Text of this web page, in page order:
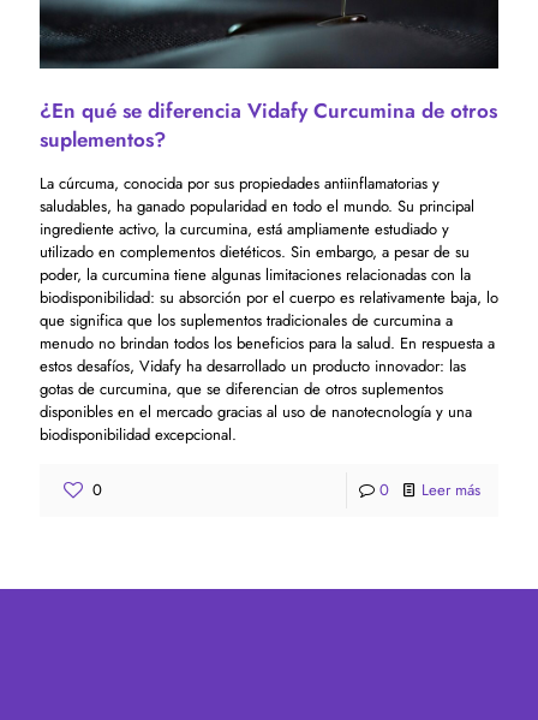
¿En qué se diferencia Vidafy Curcumina de otros
suplementos?
La cúrcuma, conocida por sus propiedades antiinflamatorias y
saludables, ha ganado popularidad en todo el mundo. Su principal
ingrediente activo, la curcumina, está ampliamente estudiado y
utilizado en complementos dietéticos. Sin embargo, a pesar de su
poder, la curcumina tiene algunas limitaciones relacionadas con la
biodisponibilidad: su absorción por el cuerpo es relativamente baja, lo
que significa que los suplementos tradicionales de curcumina a
menudo no brindan todos los beneficios para la salud. En respuesta a
estos desafíos, Vidafy ha desarrollado un producto innovador: las
gotas de curcumina, que se diferencian de otros suplementos
disponibles en el mercado gracias al uso de nanotecnología y una
biodisponibilidad excepcional.
0 0 Leer más